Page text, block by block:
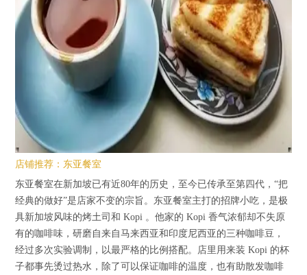
店铺推荐：东亚餐室
东亚餐室在新加坡已有近80年的历史，至今已传承至第四代，“把
经典的做好”是店家不变的宗旨。东亚餐室主打的招牌小吃，是极
具新加坡风味的烤土司和 Kopi 。他家的 Kopi 香气浓郁却不失原
有的咖啡味，研磨自来自马来西亚和印度尼西亚的三种咖啡豆，
经过多次实验调制，以最严格的比例搭配。店里用来装 Kopi 的杯
子都事先烫过热水，除了可以保证咖啡的温度，也有助散发咖啡